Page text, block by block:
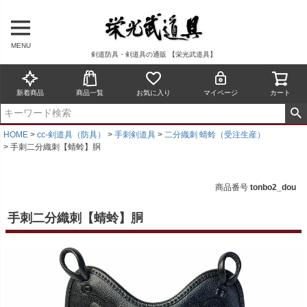
剣道防具・剣道具の通販 【栄光武道具】
MENU
新着商品 商品一覧 お気に入り マイページ カート
HOME cc-剣道具（防具） 手刺剣道具
二分織刺 蜻蛉（受注生産）
手刺二分織刺【蜻蛉】胴
商品番号 tonbo2_dou
手刺二分織刺【蜻蛉】胴